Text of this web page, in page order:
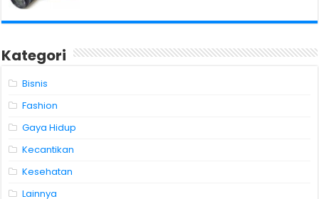
Kategori
Bisnis
Fashion
Gaya Hidup
Kecantikan
Kesehatan
Lainnya